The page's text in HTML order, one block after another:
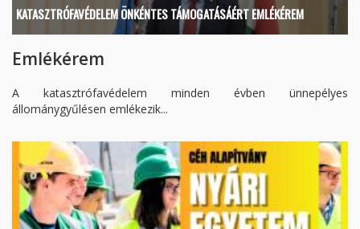
KATASZTRÓFAVÉDELEM ÖNKÉNTES TÁMOGATÁSÁÉRT EMLÉKÉREM
Emlékérem
A katasztrófavédelem minden évben ünnepélyes
állománygyűlésen emlékezik...